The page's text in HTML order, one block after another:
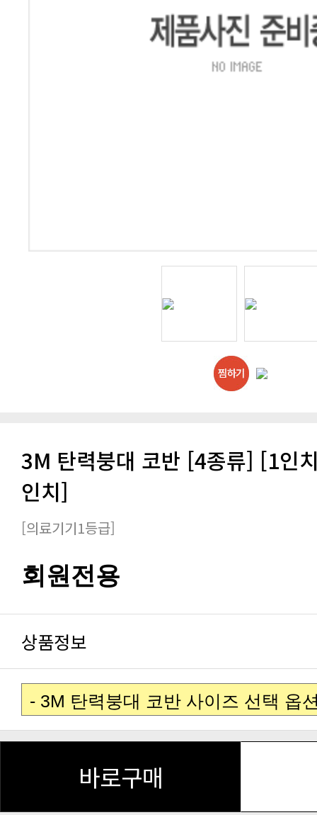
인치]
[의료기기1등급]
회원전용
상품정보
바로구매